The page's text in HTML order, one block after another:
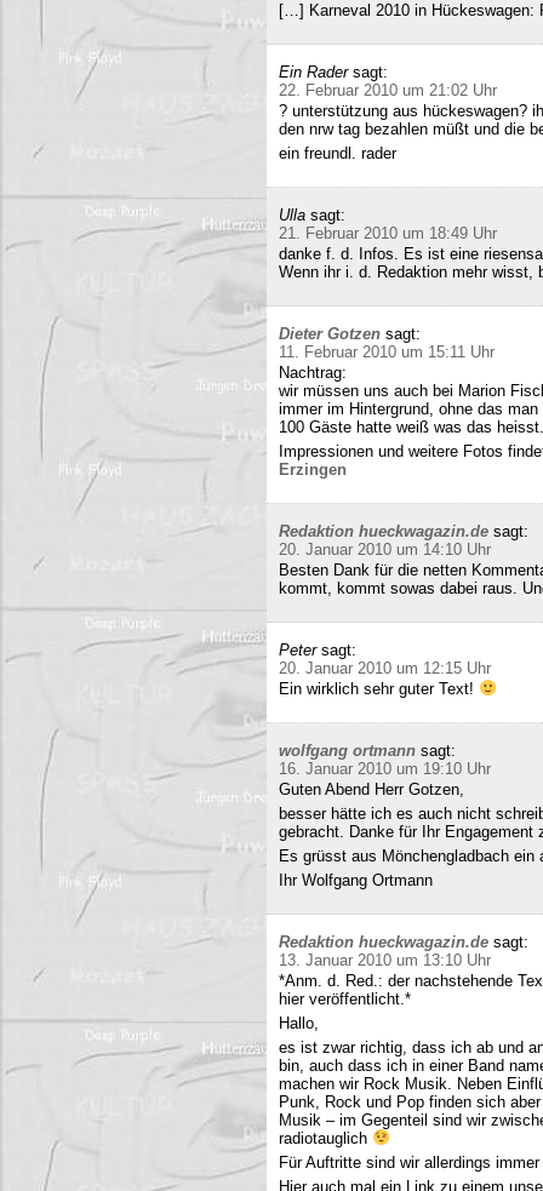
[…] Karneval 2010 in Hückeswagen:
Ein Rader sagt:
22. Februar 2010 um 21:02 Uhr
? unterstützung aus hückeswagen?
den nrw tag bezahlen müßt und die
ein freundl. rader
Ulla sagt:
21. Februar 2010 um 18:49 Uhr
danke f. d. Infos. Es ist eine
Wenn ihr i. d. Redaktion mehr wisst,
Dieter Gotzen sagt:
11. Februar 2010 um 15:11 Uhr
Nachtrag:
wir müssen uns auch bei Marion
immer im Hintergrund, ohne das
100 Gäste hatte weiß was das heisst.
Impressionen und weitere Fotos
Erzingen
Redaktion hueckwagazin.de sagt:
20. Januar 2010 um 14:10 Uhr
Besten Dank für die netten
kommt, kommt sowas dabei raus.
Peter sagt:
20. Januar 2010 um 12:15 Uhr
Ein wirklich sehr guter Text!
wolfgang ortmann sagt:
16. Januar 2010 um 19:10 Uhr
Guten Abend Herr Gotzen,
besser hätte ich es auch nicht
gebracht. Danke für Ihr Engagement
Es grüsst aus Mönchengladbach ein
Ihr Wolfgang Ortmann
Redaktion hueckwagazin.de sagt:
13. Januar 2010 um 13:10 Uhr
*Anm. d. Red.: der nachstehende
hier veröffentlicht.*
Hallo,
es ist zwar richtig, dass ich ab und
bin, auch dass ich in einer Band
machen wir Rock Musik. Neben
Punk, Rock und Pop finden sich
Musik – im Gegenteil sind wir
radiotauglich
Für Auftritte sind wir allerdings
Hier auch mal ein Link zu einem